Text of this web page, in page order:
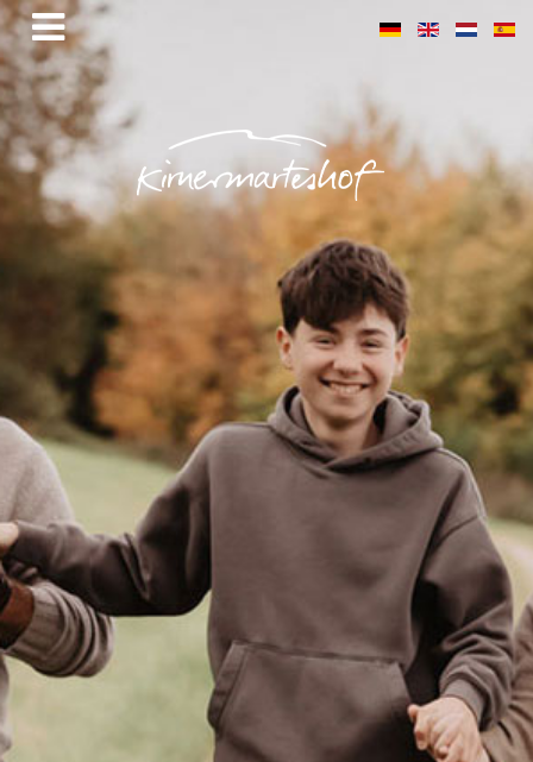
Anfahrt + Kontakt
Buchungsanfrage
Du möchtest gerne bei uns auf dem Campingplatz zelten oder in
einer Ferienwohnung übernachten?